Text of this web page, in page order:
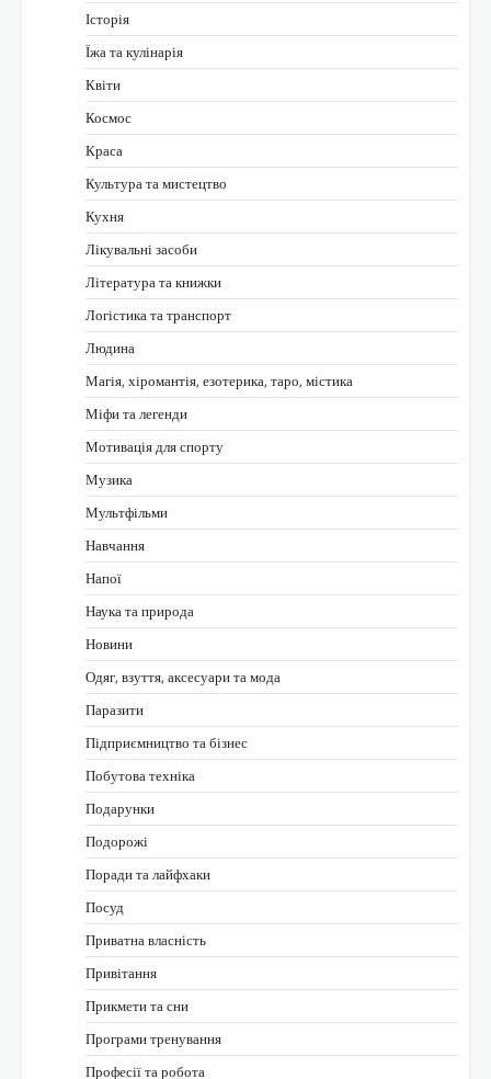
Історія
Їжа та кулінарія
Квіти
Космос
Краса
Культура та мистецтво
Кухня
Лікувальні засоби
Література та книжки
Логістика та транспорт
Людина
Магія, хіромантія, езотерика, таро, містика
Міфи та легенди
Мотивація для спорту
Музика
Мультфільми
Навчання
Напої
Наука та природа
Новини
Одяг, взуття, аксесуари та мода
Паразити
Підприємництво та бізнес
Побутова техніка
Подарунки
Подорожі
Поради та лайфхаки
Посуд
Приватна власність
Привітання
Прикмети та сни
Програми тренування
Професії та робота